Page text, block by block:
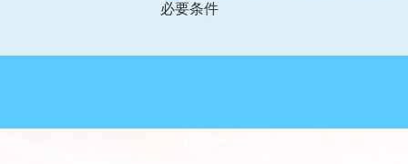
必要条件